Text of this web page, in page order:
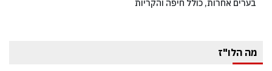
בערים אחרות, כולל חיפה והקריות
מה הלו"ז